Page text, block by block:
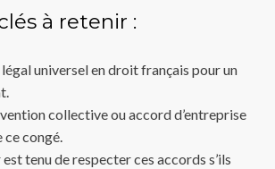
à retenir :
légal universel en droit français pour un
collective ou accord d’entreprise
congé.
est tenu de respecter ces accords s’ils